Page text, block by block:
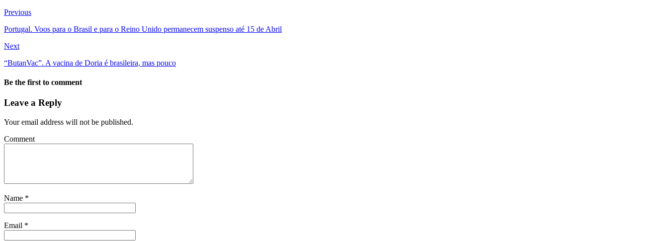
Previous
Portugal. Voos para o Brasil e para o Reino Unido permanecem suspenso até 15 de Abril
Next
“ButanVac”. A vacina de Doria é brasileira, mas pouco
Be the first to comment
Leave a Reply
Your email address will not be published.
Comment
Name *
Email *